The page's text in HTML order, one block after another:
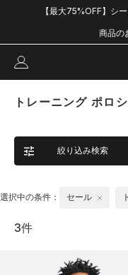
【最大75%OFF】シ
商品の
トレーニング ポロ
絞り込み検索
選択中の条件： セール
3件